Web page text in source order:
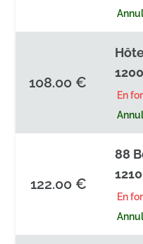
108.00 €
En
122.00 €
88
En